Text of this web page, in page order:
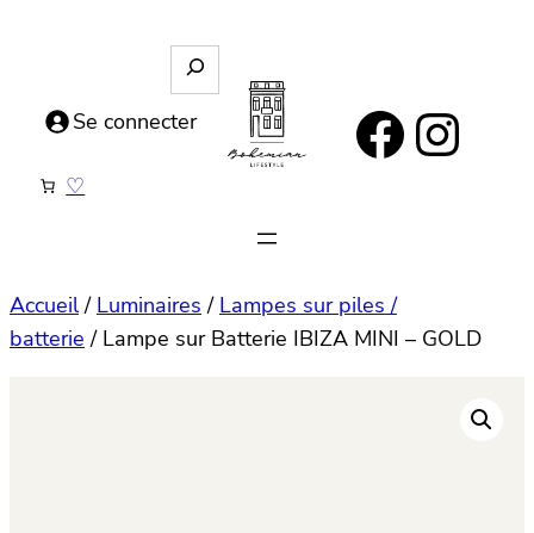
https://www.facebook.com/bohemianlifestyle.be Instagram
e
c
e
Se connecter
♡
Accueil/ Luminaires / Lampes sur piles /
batterie / Lampe sur Batterie IBIZA MINI – GOLD